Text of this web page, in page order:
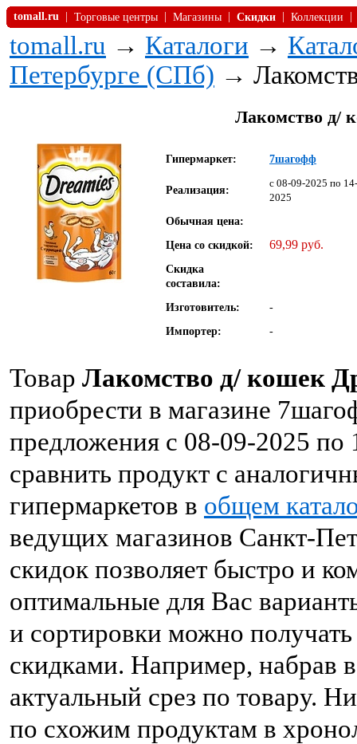
tomall.ru Торговые центры Магазины Скидки Коллекции
tomall.ru → Каталоги →
Петербурге (СПб) →
Лакомство д/
Гипермаркет: 7шагофф
Реализация:
c 08-09-2025 по
2025
Обычная цена:
Цена со скидкой:
69,99 руб.
Скидка
составила:
Изготовитель:
-
Импортер:
-
Товар Лакомство д/ кошек
приобрести в магазине
предложения с 08-09-2025
сравнить продукт с
гипермаркетов в общем
ведущих магазинов Санкт-
скидок позволяет быстро и
оптимальные для Вас
и сортировки можно
скидками. Например, набрав
актуальный срез по товару.
по схожим продуктам в